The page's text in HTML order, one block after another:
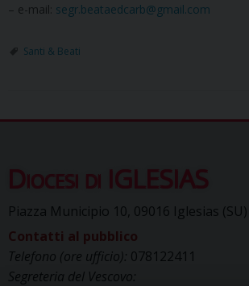
– e-mail: segr.beataedcarb@gmail.com
Santi & Beati
Diocesi di IGLESIAS
Piazza Municipio 10, 09016 Iglesias (SU)
Contatti al pubblico
Telefono (ore ufficio): 078122411
Segreteria del Vescovo: